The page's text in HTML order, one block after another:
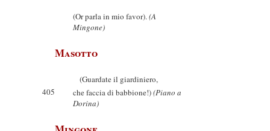
(Or parla in mio favor).(A
Mingone)
Masotto
(Guardate il giardiniero,
405
che faccia di babbione!)(Piano a
Dorina)